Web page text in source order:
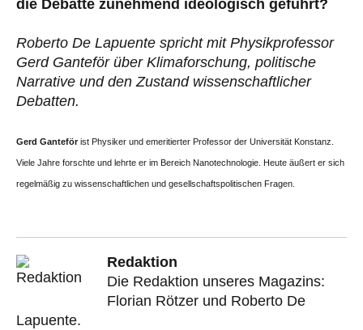
die Debatte zunehmend ideologisch geführt?
Roberto De Lapuente spricht mit Physikprofessor
Gerd Ganteför über Klimaforschung, politische
Narrative und den Zustand wissenschaftlicher
Debatten.
Gerd Ganteförist Physiker und emeritierter Professor der Universität Konstanz.
Viele Jahre forschte und lehrte er im Bereich Nanotechnologie. Heute äußert er sich
regelmäßig zu wissenschaftlichen und gesellschaftspolitischen Fragen.
Redaktion
Die Redaktion unseres Magazins:
Florian Rötzer und Roberto De
Lapuente.